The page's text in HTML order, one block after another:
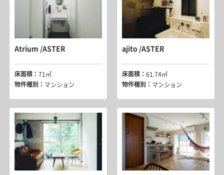
Atrium /ASTER
床面積： 71㎡
物件種別： マンション
ajito /ASTER
床面積： 61.74㎡
物件種別： マンション